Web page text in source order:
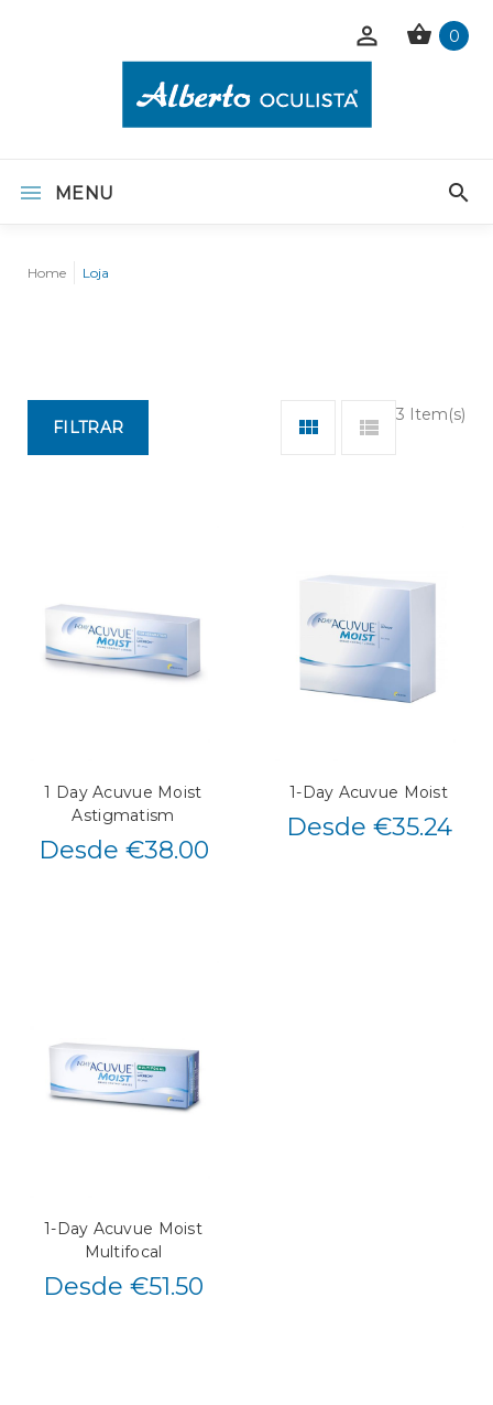
0
MENU
Home Loja
3 Item(s)
FILTRAR
1 Day Acuvue Moist
Astigmatism
Desde €38.00
1-Day Acuvue Moist
Desde €35.24
1-Day Acuvue Moist
Multifocal
Desde €51.50